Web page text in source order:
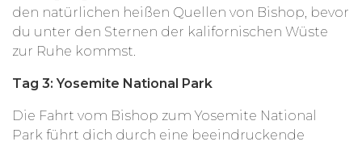
den natürlichen heißen Quellen von Bishop, bevor
du unter den Sternen der kalifornischen Wüste
zur Ruhe kommst.
Tag 3: Yosemite National Park
Die Fahrt vom Bishop zum Yosemite National
Park führt dich durch eine beeindruckende